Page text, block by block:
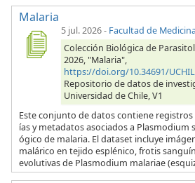
Malaria
5 jul. 2026- Facultad de Medicina
Colección Biológica de
2026, "Malaria",
https://doi.org/10.34691/
Repositorio de datos de
Universidad de Chile, V1
Este conjunto de datos contiene
ías y metadatos asociados a Plasmodium
ógico de malaria. El dataset incluye
malárico en tejido esplénico, frotis
evolutivas de Plasmodium malariae